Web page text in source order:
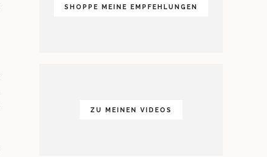
SHOPPE MEINE EMPFEHLUNGEN
ZU MEINEN VIDEOS